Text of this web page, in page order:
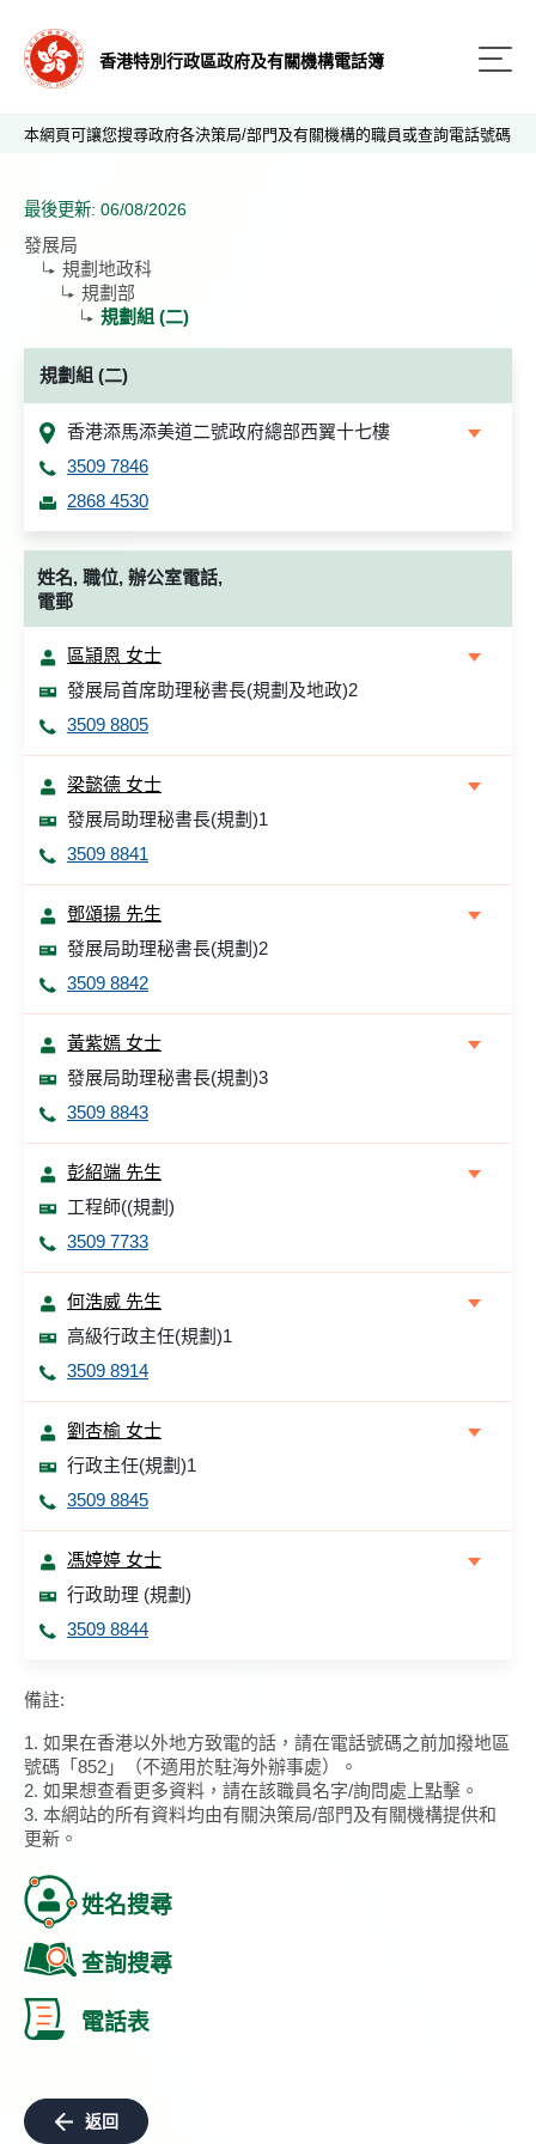
香港特別行政區政府及有關機構電話簿
本網頁可讓您搜尋政府各決策局/部門及有關機構的職員或查詢電話號碼
最後更新: 06/08/2026
發展局
規劃地政科
規劃部
規劃組 (二)
規劃組 (二)
香港添馬添美道二號政府總部西翼十七樓
3509 7846
2868 4530
姓名, 職位, 辦公室電話,
電郵
區頴恩 女士
發展局首席助理秘書長(規劃及地政)2
3509 8805
梁懿德 女士
發展局助理秘書長(規劃)1
3509 8841
鄧頌揚 先生
發展局助理秘書長(規劃)2
3509 8842
黃紫嫣 女士
發展局助理秘書長(規劃)3
3509 8843
彭紹端 先生
工程師((規劃)
3509 7733
何浩威 先生
高級行政主任(規劃)1
3509 8914
劉杏榆 女士
行政主任(規劃)1
3509 8845
馮婷婷 女士
行政助理 (規劃)
3509 8844
備註:
1. 如果在香港以外地方致電的話，請在電話號碼之前加撥地區
號碼「852」（不適用於駐海外辦事處）。
2. 如果想查看更多資料，請在該職員名字/詢問處上點擊。
3. 本網站的所有資料均由有關決策局/部門及有關機構提供和
更新。
姓名搜尋
查詢搜尋
電話表
返回